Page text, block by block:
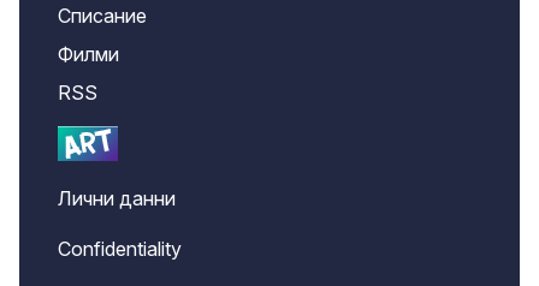
Списание
Филми
RSS
Лични данни
Confidentiality